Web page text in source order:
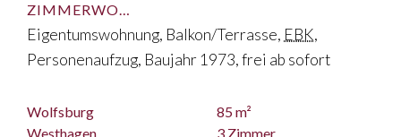
ZIMMERWO…
Eigentumswohnung, Balkon/Terrasse, EBK,
Personenaufzug, Baujahr 1973, frei ab sofort
Wolfsburg
85 m²
Westhagen
3 Zimmer